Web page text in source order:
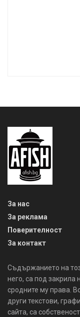
За нас
За реклама
Поверителност
За контакт
Съдържанието на
него, са под закрила
сродните му права.
други текстови,
сайта, са